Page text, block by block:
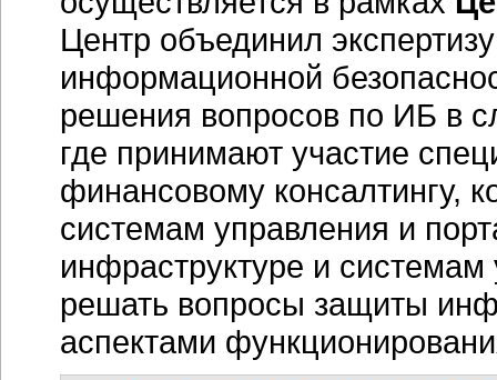
Центр объединил
информационной
решения вопросов по ИБ в
где принимают участие
финансовому консалтингу,
системам управления и
инфраструктуре и
решать вопросы защиты
аспектами